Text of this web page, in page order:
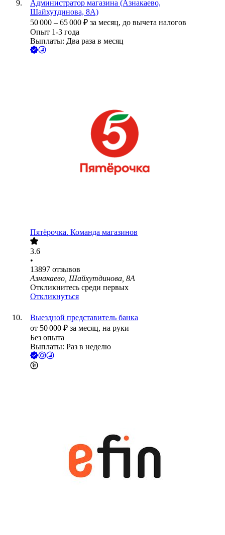
Администратор магазина (Азнакаево,
Шайхутдинова, 8А)
50 000 – 65 000 ₽ за месяц, до вычета налогов
Опыт 1-3 года
Выплаты: Два раза в месяц
Пятёрочка. Команда магазинов
3.6
•
13897 отзывов
Азнакаево, Шайхутдинова, 8А
Откликнитесь среди первых
Откликнуться
Выездной представитель банка
от 50 000 ₽ за месяц, на руки
Без опыта
Выплаты: Раз в неделю